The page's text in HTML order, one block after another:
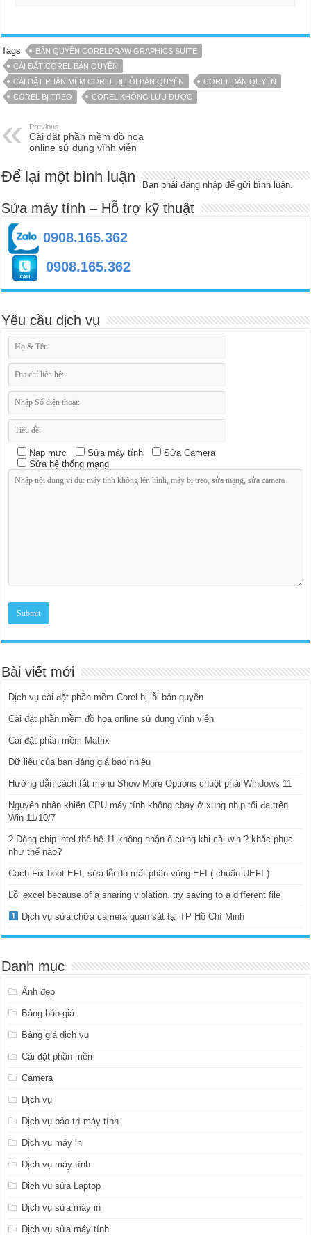
Tags
BẢN QUYỀN CORELDRAW GRAPHICS SUITE
CÀI ĐẶT COREL BẢN QUYỀN
CÀI ĐẶT PHẦN MỀM COREL BỊ LỖI BẢN QUYỀN
COREL BẢN QUYỀN
COREL BỊ TREO
COREL KHÔNG LƯU ĐƯỢC
Previous
Cài đặt phần mềm đồ họa
online sử dụng vĩnh viễn
Để lại một bình luận Bạn phảiđăng nhập để gửi bình luận.
Sửa máy tính – Hỗ trợ kỹ thuật
0908.165.362
0908.165.362
Yêu cầu dịch vụ
Nạp mực Sửa máy tính
Sửa Camera
Sửa hệ thống mạng
Bài viết mới
Dịch vụ cài đặt phần mềm Corel bị lỗi bản quyền
Cài đặt phần mềm đồ họa online sử dụng vĩnh viễn
Cài đặt phần mềm Matrix
Dữ liệu của bạn đáng giá bao nhiêu
Hướng dẫn cách tắt menu Show More Options chuột phải Windows 11
Nguyên nhân khiến CPU máy tính không chạy ở xung nhịp tối đa trên
Win 11/10/7
? Dòng chip intel thế hệ 11 không nhận ổ cứng khi cài win ? khắc phục
như thế nào?
Cách Fix boot EFI, sửa lỗi do mất phân vùng EFI ( chuẩn UEFI )
Lỗi excel because of a sharing violation. try saving to a different file
Dịch vụ sửa chữa camera quan sát tại TP Hồ Chí Minh
Danh mục
Ảnh đẹp
Bảng báo giá
Bảng giá dịch vụ
Cài đặt phần mềm
Camera
Dịch vụ
Dịch vụ bảo trì máy tính
Dịch vụ máy in
Dịch vụ máy tính
Dịch vụ sửa Laptop
Dịch vụ sửa máy in
Dịch vụ sửa máy tính